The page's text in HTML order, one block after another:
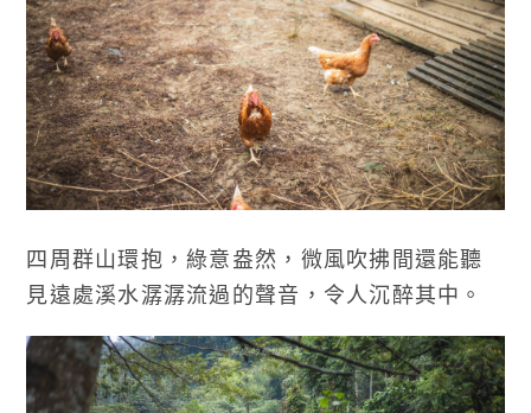
四周群山環抱，綠意盎然，微風吹拂間還能聽
見遠處溪水潺潺流過的聲音，令人沉醉其中。